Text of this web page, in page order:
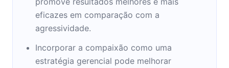
eficazes em comparação com a
agressividade.
Incorporar a compaixão como uma
estratégia gerencial pode melhorar